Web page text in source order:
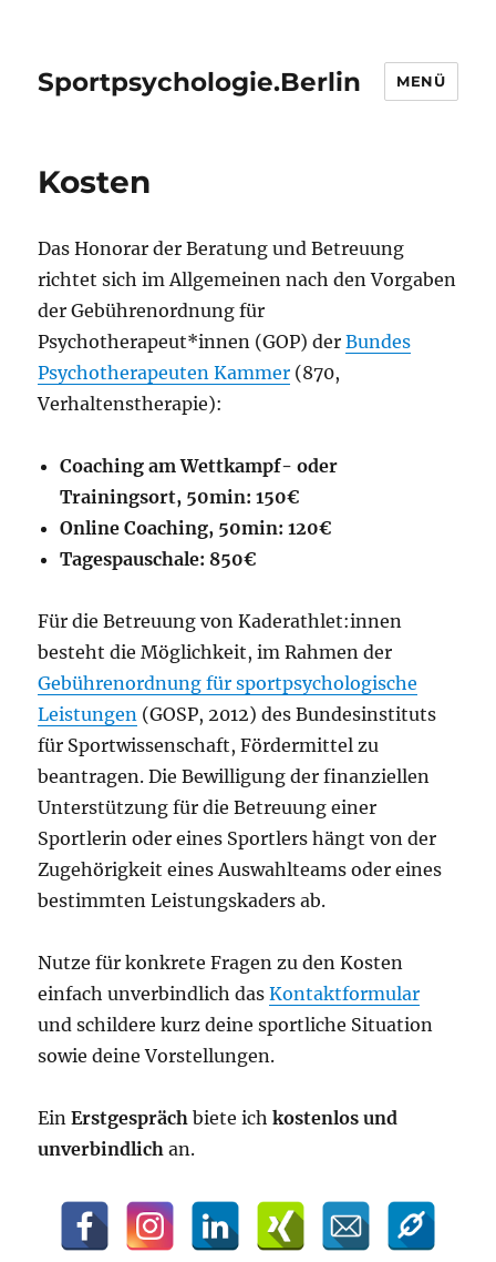
Sportpsychologie.Berlin MENÜ
Kosten
Das Honorar der Beratung und Betreuung
richtet sich im Allgemeinen nach den Vorgaben
der Gebührenordnung für
Psychotherapeut*innen (GOP) derBundes
Psychotherapeuten Kammer (870,
Verhaltenstherapie):
Coaching am Wettkampf- oder
Trainingsort, 50min: 150€
Online Coaching, 50min: 120€
Tagespauschale: 850€
Für die Betreuung von Kaderathlet:innen
besteht die Möglichkeit, im Rahmen der
Gebührenordnung für sportpsychologische
Leistungen (GOSP, 2012) des Bundesinstituts
für Sportwissenschaft, Fördermittel zu
beantragen. Die Bewilligung der finanziellen
Unterstützung für die Betreuung einer
Sportlerin oder eines Sportlers hängt von der
Zugehörigkeit eines Auswahlteams oder eines
bestimmten Leistungskaders ab.
Nutze für konkrete Fragen zu den Kosten
einfach unverbindlich dasKontaktformular
und schildere kurz deine sportliche Situation
sowie deine Vorstellungen.
EinErstgespräch biete ichkostenlos und
unverbindlich an.